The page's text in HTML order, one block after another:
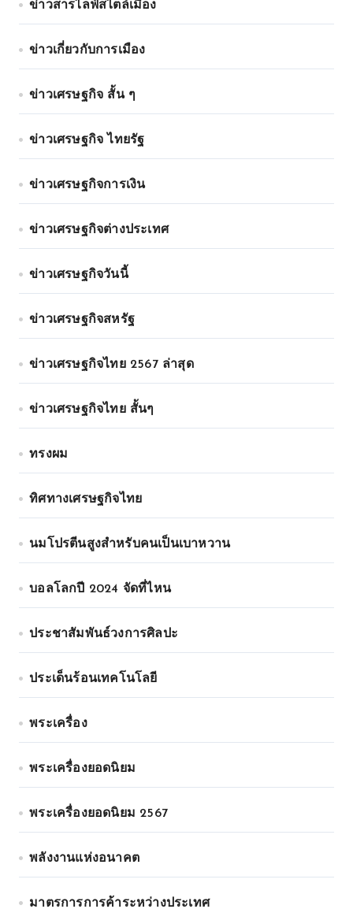
ข่าวสารไลฟ์สไตล์เมือง
ข่าวเกี่ยวกับการเมือง
ข่าวเศรษฐกิจ สั้น ๆ
ข่าวเศรษฐกิจ ไทยรัฐ
ข่าวเศรษฐกิจการเงิน
ข่าวเศรษฐกิจต่างประเทศ
ข่าวเศรษฐกิจวันนี้
ข่าวเศรษฐกิจสหรัฐ
ข่าวเศรษฐกิจไทย 2567 ล่าสุด
ข่าวเศรษฐกิจไทย สั้นๆ
ทรงผม
ทิศทางเศรษฐกิจไทย
นมโปรตีนสูงสำหรับคนเป็นเบาหวาน
บอลโลกปี 2024 จัดที่ไหน
ประชาสัมพันธ์วงการศิลปะ
ประเด็นร้อนเทคโนโลยี
พระเครื่อง
พระเครื่องยอดนิยม
พระเครื่องยอดนิยม 2567
พลังงานแห่งอนาคต
มาตรการการค้าระหว่างประเทศ